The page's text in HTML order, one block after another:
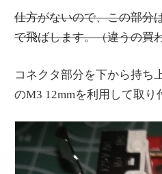
仕方がないので、この部分
で飛ばします。（違うの買
コネクタ部分を下から持ち
のM3 12mmを利用して取り